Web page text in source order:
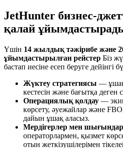
JetHunter бизнес-
қалай
Үшін 14 жылдық тәжірибе және
ұйымдастырылған рейстер Біз
бастап иесіне есеп беруге дейінгі
Жүктеу стратегиясы — ұшақ
кестесін және бағытқа деген
Операциялық қолдау —
көрсету, әуежайлар және
дайын ұшақ аласыз.
Мердігерлер мен
операторлармен, қызмет
отын жеткізушілерімен